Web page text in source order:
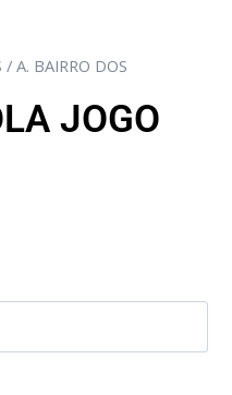
/ A. BAIRRO DOS
JOGO